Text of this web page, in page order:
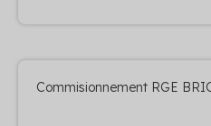
Commisionnement RGE